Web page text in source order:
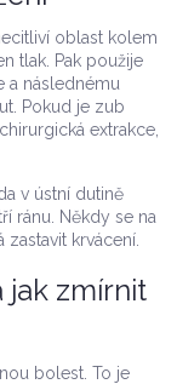
oblast kolem
tlak. Pak použije
a následnému
Pokud je zub
extrakce,
v ústní dutině
ránu. Někdy se na
krvácení.
jak zmírnit
bolest. To je